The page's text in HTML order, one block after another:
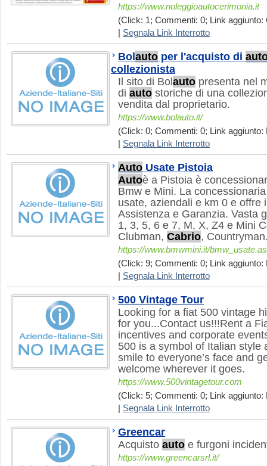
https://www.noleggioautocerimonia.it
(Click: 1; Commenti: 0; Link aggiunto:
Segnala Link Interrotto
Bol auto per l'acquisto di
collezionista
Il sito di Bol auto presenta nel
di auto storiche di una
vendita dal proprietario.
https://www.bolauto.it/
(Click: 0; Commenti: 0; Link aggiunto:
Segnala Link Interrotto
Auto Usate Pistoia
Autoè a Pistoia è
Bmw e Mini. La
usate, aziendali e km 0 e offre
Assistenza e Garanzia. Vasta
1, 3, 5, 6 e 7, M, X, Z4 e Mini
Clubman, Cabrio,
https://www.bmwmini.it/
(Click: 9; Commenti: 0; Link aggiunto:
Segnala Link Interrotto
500 Vintage Tour
Looking for a fiat 500 vintage
for you...Contact us!!!Rent a
incentives and corporate
500 is a symbol of Italian style
smile to everyone’s face and
welcome wherever it goes.
https://www.500vintagetour.com
(Click: 5; Commenti: 0; Link aggiunto:
Segnala Link Interrotto
Greencar
Acquisto auto e furgoni
https://www.greencarsrl.it/